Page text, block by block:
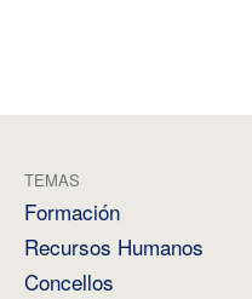
TEMAS
Formación
Recursos Humanos
Concellos